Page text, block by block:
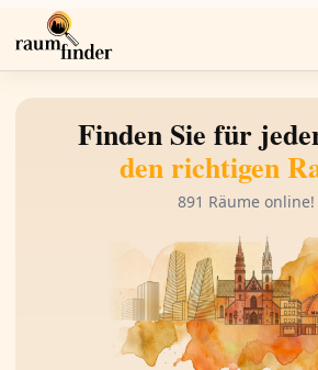
Finden Sie für
den richtigen
891 Räume online!